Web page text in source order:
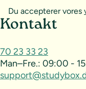
Du accepterer vores
Kontakt
70 23 33 23
Man–Fre.: 09:00 -